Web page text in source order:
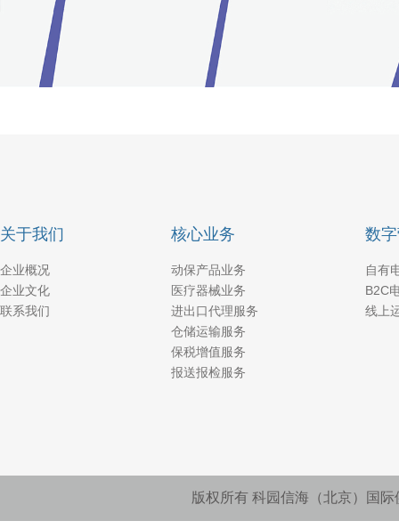
关于我们
企业概况
企业文化
联系我们
核心业务
动保产品业务
医疗器械业务
进出口代理服务
仓储运输服务
保税增值服务
报送报检服务
数
自有
B2C
线上
版权所有 科园信海（北京）国